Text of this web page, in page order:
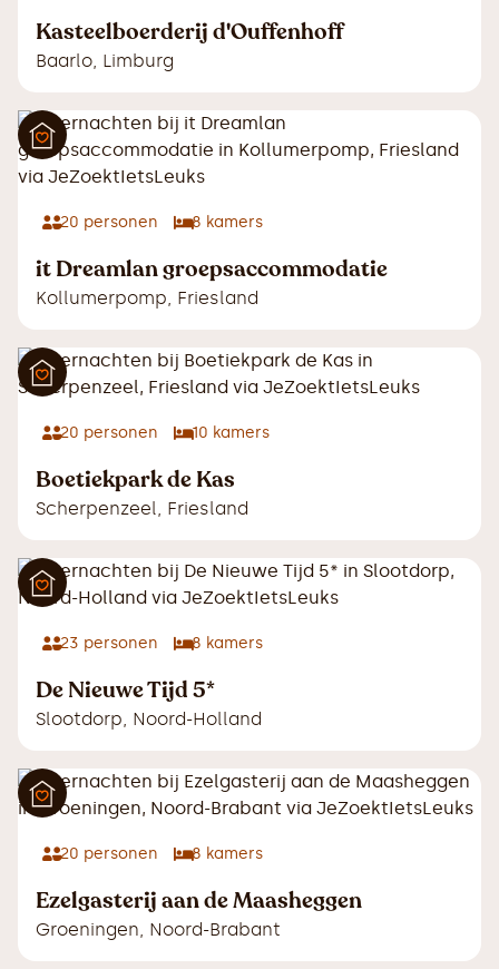
Kasteelboerderij d'Ouffenhoff
Baarlo, Limburg
20 personen 8 kamers
it Dreamlan groepsaccommodatie
Kollumerpomp, Friesland
20 personen 10 kamers
Boetiekpark de Kas
Scherpenzeel, Friesland
23 personen 8 kamers
De Nieuwe Tijd 5*
Slootdorp, Noord-Holland
20 personen 8 kamers
Ezelgasterij aan de Maasheggen
Groeningen, Noord-Brabant